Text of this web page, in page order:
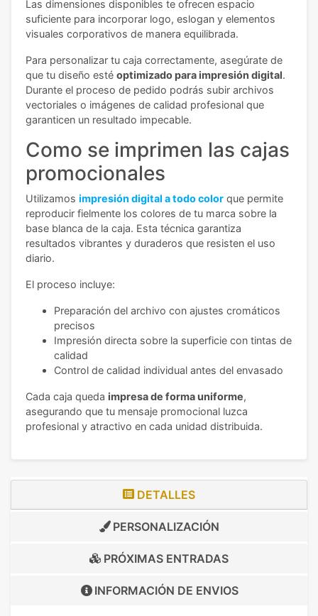
Las dimensiones disponibles te ofrecen espacio
suficiente para incorporar logo, eslogan y elementos
visuales corporativos de manera equilibrada.
Para personalizar tu caja correctamente, asegúrate de
que tu diseño esté optimizado para impresión digital.
Durante el proceso de pedido podrás subir archivos
vectoriales o imágenes de calidad profesional que
garanticen un resultado impecable.
Como se imprimen las cajas
promocionales
Utilizamos impresión digital a todo color que permite
reproducir fielmente los colores de tu marca sobre la
base blanca de la caja. Esta técnica garantiza
resultados vibrantes y duraderos que resisten el uso
diario.
El proceso incluye:
Preparación del archivo con ajustes cromáticos
precisos
Impresión directa sobre la superficie con tintas de
calidad
Control de calidad individual antes del envasado
Cada caja queda impresa de forma uniforme,
asegurando que tu mensaje promocional luzca
profesional y atractivo en cada unidad distribuida.
DETALLES
PERSONALIZACIÓN
PRÓXIMAS ENTRADAS
INFORMACIÓN DE ENVIOS